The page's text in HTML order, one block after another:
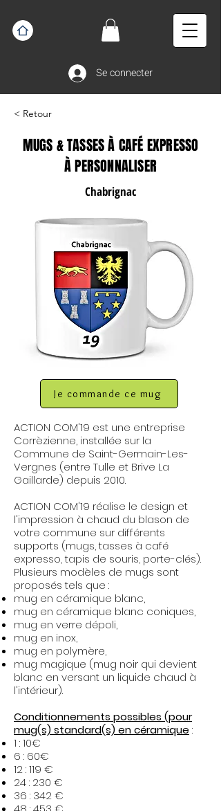
Se connecter
< Retour
MUGS & TASSES À CAFÉ EXPRESSO
À PERSONNALISER
Chabrignac
Je commande ce mug
ACTION COM'19 est une entreprise
Corrèzienne, installée sur la
Commune de Saint-Germain-Les-
Vergnes (entre Tulle et Brive La
Gaillarde) depuis 2010.
ACTION COM'19 réalise le design et
l'impression à chaud du blason de
votre commune sur différents
supports (mugs, tasses à café
expresso, tapis de souris, porte-clés).
Plusieurs modèles de mugs sont
proposés tels que :
mug en céramique blanc,
mug en céramique blanc coniques,
mug en verre dépoli,
mug en inox,
mug en polymère,
mug magique (mug noir qui devient
blanc en versant un liquide chaud à
l'intérieur).​
Conditionnements possibles (pour
mug(s) standard(s) en céramique :
1 : 10€
6 : 60€
12 : 119 €
24 : 230 €
36 : 342 €